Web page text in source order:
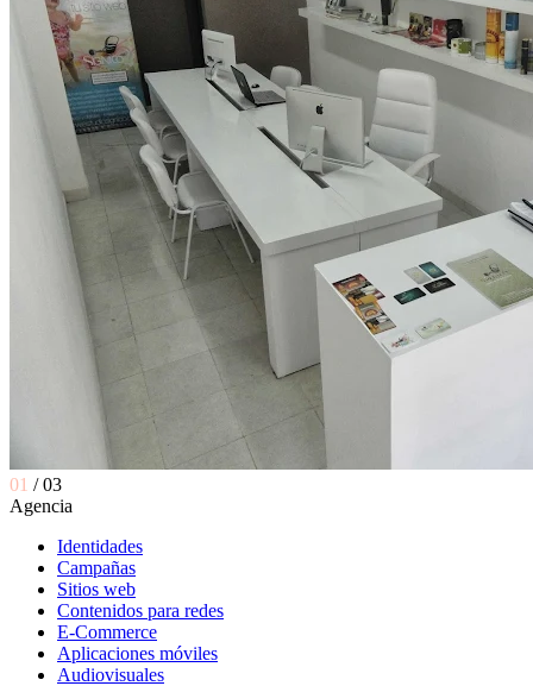
01 / 03
Agencia
Identidades
Campañas
Sitios web
Contenidos para redes
E-Commerce
Aplicaciones móviles
Audiovisuales